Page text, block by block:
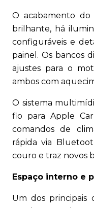
O acabamento
brilhante, há
configuráveis e
painel. Os bancos
ajustes para o
ambos com
O sistema
fio para Apple
comandos de
rápida via
couro e traz novos
Espaço interno e
Um dos principais